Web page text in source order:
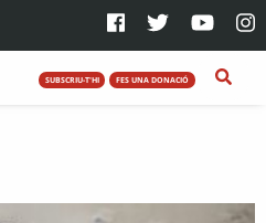
SUBSCRIU-T'HI FES UNA DONACIÓ